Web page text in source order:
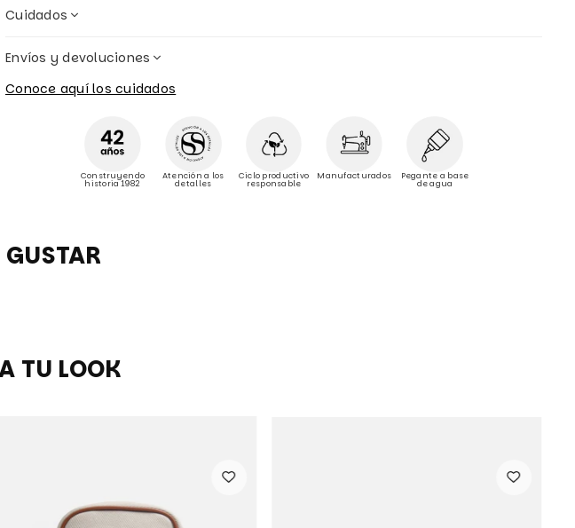
Cuidados
Envíos y devoluciones
Conoce aquí los cuidados
Construyendo
historia 1982
Atención a los
detalles
Ciclo productivo
responsable
Manufacturados Pegante a base
de agua
TU LOOK